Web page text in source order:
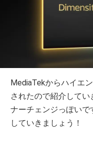
MediaTekからハイエ
されたので紹介して
ナーチェンジっぽいで
していきましょう！